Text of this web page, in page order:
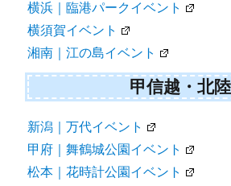
横浜｜臨港パークイベント
横須賀イベント
湘南｜江の島イベント
甲信越・北陸
新潟｜万代イベント
甲府｜舞鶴城公園イベント
松本｜花時計公園イベント